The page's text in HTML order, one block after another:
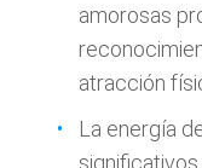
amorosas
atracción
La energía